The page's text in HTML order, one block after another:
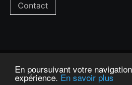
En poursuivant votre
expérience. En savoir plus
Contact
mentions légales